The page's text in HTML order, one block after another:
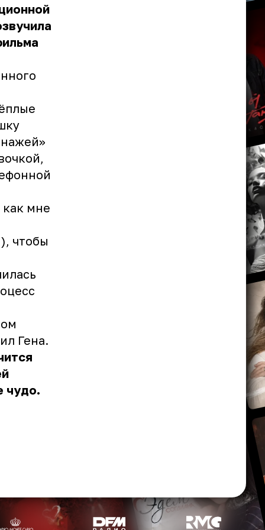
как мне
чтобы
Гена.
чудо.